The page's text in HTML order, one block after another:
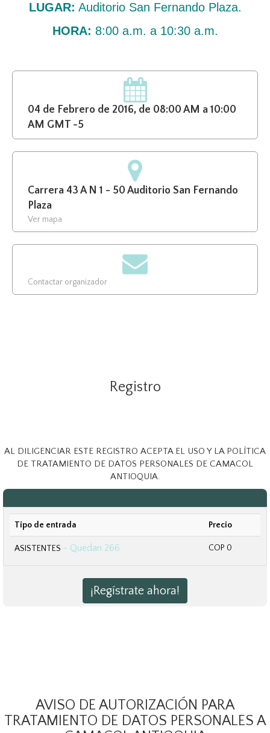
LUGAR: Auditorio San Fernando Plaza.
HORA: 8:00 a.m. a 10:30 a.m.
04 de Febrero de 2016, de 08:00 AM a 10:00
AM GMT -5
Carrera 43 A N 1 - 50 Auditorio San Fernando
Plaza
Ver mapa
Contactar organizador
Registro
AL DILIGENCIAR ESTE REGISTRO ACEPTA EL USO Y LA POLÍTICA
DE TRATAMIENTO DE DATOS PERSONALES DE CAMACOL
ANTIOQUIA.
Tipo de entrada Precio
ASISTENTES - Quedan 266 COP 0
¡Regístrate ahora!
AVISO DE AUTORIZACIÓN PARA
TRATAMIENTO DE DATOS PERSONALES A